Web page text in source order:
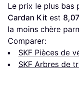
Le prix le plus bas
Cardan Kit est
la moins chère
Comparer:
SKF Pièces de
SKF Arbres de